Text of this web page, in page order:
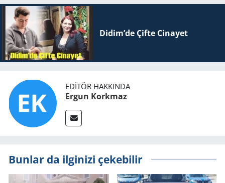
Didim’de Çifte Ci­na­yet
EDITÖR HAKKINDA
Ergun Korkmaz
Bunlar da ilginizi çekebilir